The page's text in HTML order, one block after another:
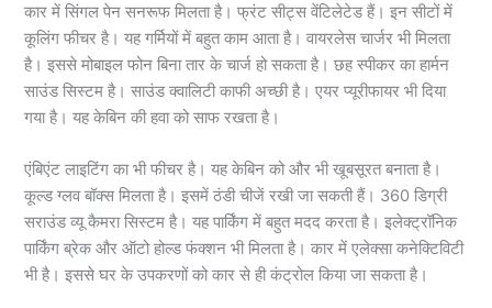
कार में सिंगल पेन सनरूफ मिलता है। फ्रंट सीट्स वेंटिलेटेड हैं। इन सीटों में
कूलिंग फीचर है। यह गर्मियों में बहुत काम आता है। वायरलेस चार्जर भी मिलता
है। इससे मोबाइल फोन बिना तार के चार्ज हो सकता है। छह स्पीकर का हार्मन
साउंड सिस्टम है। साउंड क्वालिटी काफी अच्छी है। एयर प्यूरीफायर भी दिया
गया है। यह केबिन की हवा को साफ रखता है।
एंबिएंट लाइटिंग का भी फीचर है। यह केबिन को और भी खूबसूरत बनाता है।
कूल्ड ग्लव बॉक्स मिलता है। इसमें ठंडी चीजें रखी जा सकती हैं। 360 डिग्री
सराउंड व्यू कैमरा सिस्टम है। यह पार्किंग में बहुत मदद करता है। इलेक्ट्रॉनिक
पार्किंग ब्रेक और ऑटो होल्ड फंक्शन भी मिलता है। कार में एलेक्सा कनेक्टिविटी
भी है। इससे घर के उपकरणों को कार से ही कंट्रोल किया जा सकता है।